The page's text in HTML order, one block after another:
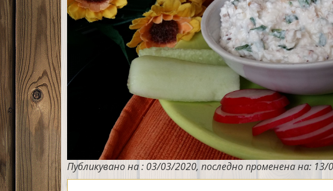
Публикувано на : 03/03/2020, последно променена на: